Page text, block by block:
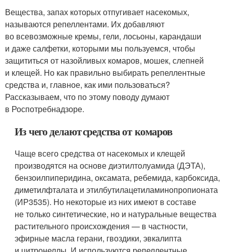
Вещества, запах которых отпугивает насекомых,
называются репеллентами. Их добавляют
во всевозможные кремы, гели, лосьоны, карандаши
и даже салфетки, которыми мы пользуемся, чтобы
защититься от назойливых комаров, мошек, слепней
и клещей. Но как правильно выбирать репеллентные
средства и, главное, как ими пользоваться?
Рассказываем, что по этому поводу думают
в Роспотребнадзоре.
Из чего делают средства от комаров
Чаще всего средства от насекомых и клещей
производятся на основе диэтилтолуамида (ДЭТА),
бензоилпиперидина, оксамата, ребемида, карбоксида,
диметилфталата и этилбутилацетиламинопропионата
(ИР3535). Но некоторые из них имеют в составе
не только синтетические, но и натуральные вещества
растительного происхождения — в частности,
эфирные масла герани, гвоздики, эвкалипта